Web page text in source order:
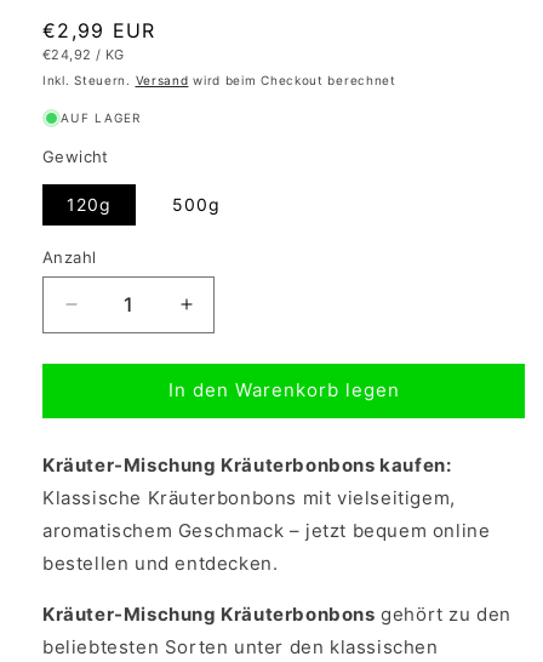
Normaler
Preis
€2,99 EUR
GRUNDPREIS
€24,92 / PRO
KG
Inkl. Steuern. Versand wird beim Checkout berechnet
AUF LAGER
Gewicht
120g 500g
Anzahl
Verringere
die
Menge
Kräuter-
-
Kräuterbonbons
Erhöhe
die
Menge
für
Kräuter-
-
Kräuterbonbons
In den Warenkorb legen
Kräuter-Mischung Kräuterbonbons kaufen:
Klassische Kräuterbonbons mit vielseitigem,
aromatischem Geschmack – jetzt bequem online
bestellen und entdecken.
Kräuter-Mischung Kräuterbonbons gehört zu den
beliebtesten Sorten unter den klassischen